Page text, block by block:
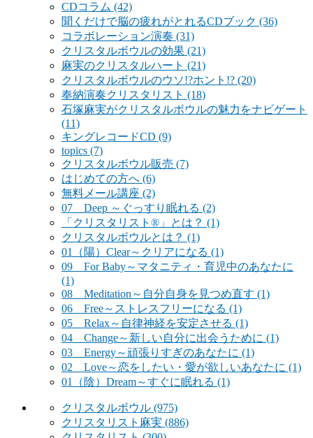
CDコラム (42)
聞くだけで脳の疲れがとれるCDブック (36)
コラボレーション演奏 (31)
クリスタルボウルの効果 (21)
麻実のクリスタルハート (21)
クリスタルボウルのウソ!?ホント!? (20)
奉納演奏クリスタリスト (18)
石塚麻実がクリスタルボウルの魅力をナビゲート
(11)
キングレコードCD (9)
topics (7)
クリスタルボウル販売 (7)
はじめての方へ (6)
無料メール講座 (2)
07 Deep ～ぐっすり眠れる (2)
「クリスタリスト®」とは？ (1)
クリスタルボウルとは？ (1)
01（陽）Clear～クリアになる (1)
09 For Baby～マタニティ・育児中のあなたに
(1)
08 Meditation～自分自身を見つめ直す (1)
06 Free～ストレスフリーになる (1)
05 Relax～自律神経を安定させる (1)
04 Change～新しい自分に出会うために (1)
03 Energy～頑張りすぎのあなたに (1)
02 Love～恋をしたい・愛が欲しいあなたに (1)
01（陰）Dream～すぐに眠れる (1)
クリスタルボウル (975)
クリスタリスト麻実 (886)